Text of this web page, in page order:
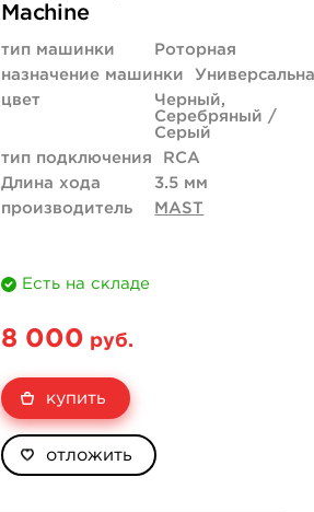
Machine
тип машинки
Роторная
назначение машинки
цвет
Черный,
Серебряный /
Серый
тип подключения
RCA
Длина хода
3.5 мм
производитель
MAST
Есть на складе
8 000 руб.
купить
отложить